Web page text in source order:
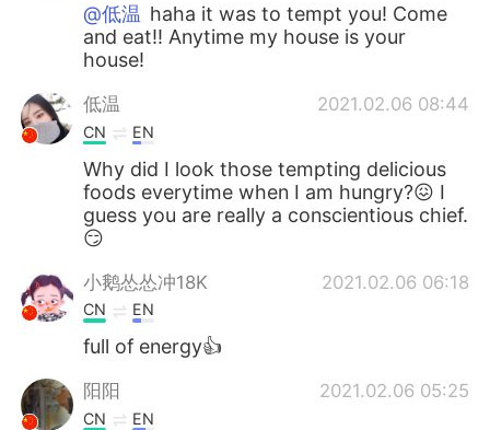
@低温 haha it was to tempt you! Come
and eat!! Anytime my house is your
house!
低温 2021.02.06 08:44
CN EN
Why did I look those tempting delicious
foods everytime when I am hungry?😖 I
guess you are really a conscientious chief.
😏
小鹅怂怂冲18K 2021.02.06 06:18
CN EN
full of energy👍
阳阳 2021.02.06 05:25
CN EN